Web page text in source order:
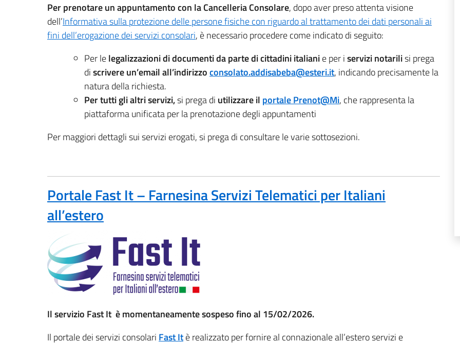
Per prenotare un appuntamento con la Cancelleria Consolare, dopo aver preso attenta visione
dell’Informativa sulla protezione delle persone fisiche con riguardo al trattamento dei dati personali ai
fini dell’erogazione dei servizi consolari, è necessario procedere come indicato di seguito:
Per lelegalizzazioni di documenti da parte di cittadini italianie per iservizi notarilisi prega
discrivere un’email all’indirizzoconsolato.addisabeba@esteri.it, indicando precisamente la
natura della richiesta.
Per tutti gli altri servizi,si prega di utilizzare il portale Prenot@Mi, che rappresenta la
piattaforma unificata per la prenotazione degli appuntamenti
Per maggiori dettagli sui servizi erogati, si prega di consultare le varie sottosezioni.
Portale Fast It – Farnesina Servizi Telematici per Italiani
all’estero
Il servizio Fast It è momentaneamente sospeso fino al 15/02/2026.
Il portale dei servizi consolari Fast Itè realizzato per fornire al connazionale all’estero servizi e